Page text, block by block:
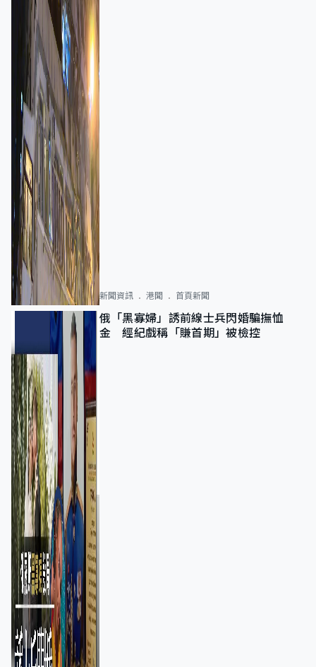
新聞資訊 港聞 首頁新聞
俄「黑寡婦」誘前線士兵閃婚騙撫恤
金 經紀戲稱「賺首期」被檢控